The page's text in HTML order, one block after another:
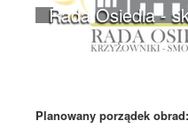
Rada Osiedla -
Planowany porządek obrad: